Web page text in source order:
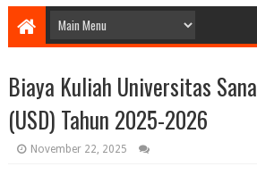
Biaya Kuliah Universitas
(USD) Tahun 2025-2026
November 22, 2025